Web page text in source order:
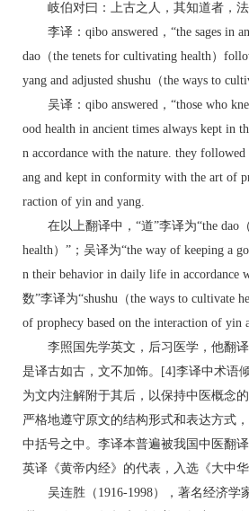
岐伯对曰：上古之人，其知道者，法
李译：qibo answered，“the sages in
dao（the tenets for cultivating health）
yang and adjusted shushu（the ways to
吴译：qibo answered，“those who
ood health in ancient times always kept in
n accordance with the nature. they
ang and kept in conformity with the art of
raction of yin and yang.
在以上翻译中，“道”李译为“the dao（
health）”；吴译为“the way of keeping a
n their behavior in daily life in accordance
数”李译为“shushu（the ways to cultivate
of prophecy based on the interaction of yin
李照国先学英文，后习医学，他翻译
是译古如古，文不加饰。[4]李译中术语
为文内注解附于其后，以保持中医概念
严格地遵守原文的结构形式和表达方式
中括号之中。李译本普遍被我国中医翻
英译《黄帝内经》的代表，入选《大中华
吴连胜（1916-1998），著名经济学